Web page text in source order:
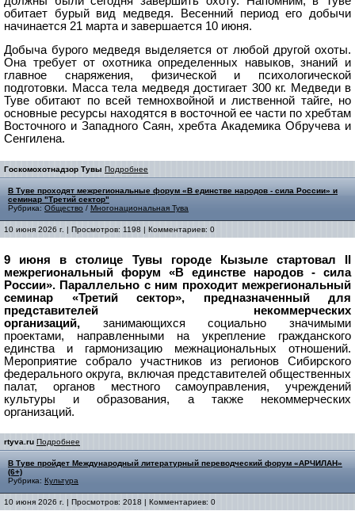
обитает бурый вид медведя. Весенний период его добычи
начинается 21 марта и завершается 10 июня.
Добыча бурого медведя выделяется от любой другой охоты.
Она требует от охотника определенных навыков, знаний и
главное снаряжения, физической и психологической
подготовки. Масса тела медведя достигает 300 кг. Медведи в
Туве обитают по всей темнохвойной и лиственной тайге, но
основные ресурсы находятся в восточной ее части по хребтам
Восточного и Западного Саян, хребта Академика Обручева и
Сенгилена.
Госкомохотнадзор Тувы Подробнее
В Туве проходят межрегиональные форум «В единстве народов - сила России» и
семинар "Третий сектор"
Рубрика: Общество / Многонациональная Тува
10 июня 2026 г. | Просмотров: 1198 | Комментариев: 0
9 июня в столице Тувы городе Кызыле стартовал II
межрегиональный форум «В единстве народов - сила
России». Параллельно с ним проходит межрегиональный
семинар «Третий сектор», предназначенный для
представителей некоммерческих
организаций, занимающихся социально значимыми
проектами, направленными на укрепление гражданского
единства и гармонизацию межнациональных отношений.
Мероприятие собрало участников из регионов Сибирского
федерального округа, включая представителей общественных
палат, органов местного самоуправления, учреждений
культуры и образования, а также некоммерческих
организаций.
rtyva.ru Подробнее
В Туве пройдет Международный литературный переводческий форум «АРЧИЛАН»
(6+)
Рубрика: Культура
10 июня 2026 г. | Просмотров: 2018 | Комментариев: 0